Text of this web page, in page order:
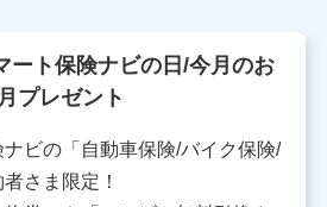
問い合わせ内容の正確な把握のため
の職名、連絡先
央区日本橋人形町2-14-10 アー
3F
シュアランス
ート保険ナビの日/今月のお
プレゼント
ナビの「自動車保険/バイク保険/
さま限定！